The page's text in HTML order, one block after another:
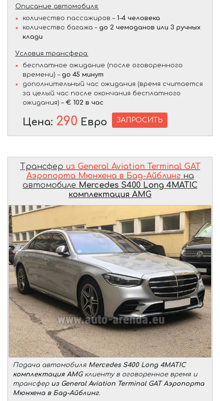
Описание автомобиля:
количество пассажиров – 1-4 человека
количество багажа – до 2 чемоданов или 3 ручных
клади
Условия трансфера:
бесплатное ожидание (после оговоренного
времени) – до 45 минут
дополнительный час ожидания (время считается
за целый час после окончания бесплатного
ожидания) – € 102 в час
Цена: 290 Евро ЗАПРОСИТЬ
Трансфер из General Aviation Terminal GAT
Аэропорта Мюнхена в Бад-Айблинг на
автомобиле Mercedes S400 Long 4MATIC
комплектация AMG
Подача автомобиля Mercedes S400 Long 4MATIC
комплектация AMGклиенту в оговоренное время и
трансфер из General Aviation Terminal GAT Аэропорта
Мюнхена в Бад-Айблинг.